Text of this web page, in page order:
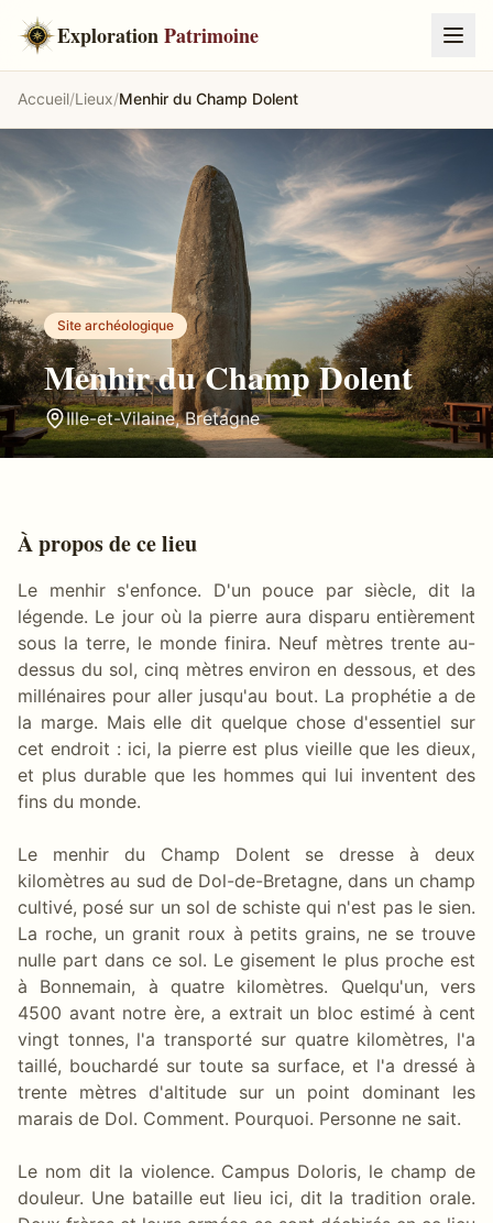
ExplorationPatrimoine
Accueil/Lieux/Menhir du Champ Dolent
Site archéologique
Menhir du Champ Dolent
Ille-et-Vilaine,Bretagne
À propos de ce lieu
Le menhir s'enfonce. D'un pouce par siècle, dit la
légende. Le jour où la pierre aura disparu entièrement
sous la terre, le monde finira. Neuf mètres trente au-
dessus du sol, cinq mètres environ en dessous, et des
millénaires pour aller jusqu'au bout. La prophétie a de
la marge. Mais elle dit quelque chose d'essentiel sur
cet endroit : ici, la pierre est plus vieille que les dieux,
et plus durable que les hommes qui lui inventent des
fins du monde.
Le menhir du Champ Dolent se dresse à deux
kilomètres au sud de Dol-de-Bretagne, dans un champ
cultivé, posé sur un sol de schiste qui n'est pas le sien.
La roche, un granit roux à petits grains, ne se trouve
nulle part dans ce sol. Le gisement le plus proche est
à Bonnemain, à quatre kilomètres. Quelqu'un, vers
4500 avant notre ère, a extrait un bloc estimé à cent
vingt tonnes, l'a transporté sur quatre kilomètres, l'a
taillé, bouchardé sur toute sa surface, et l'a dressé à
trente mètres d'altitude sur un point dominant les
marais de Dol. Comment. Pourquoi. Personne ne sait.
Le nom dit la violence. Campus Doloris, le champ de
douleur. Une bataille eut lieu ici, dit la tradition orale.